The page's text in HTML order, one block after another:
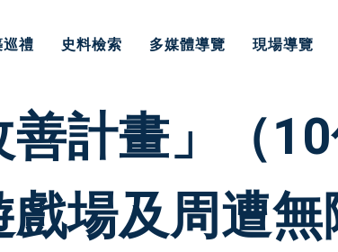
禮 史料檢索 多媒體導覽 現場導覽
計畫」（10
場及周遭